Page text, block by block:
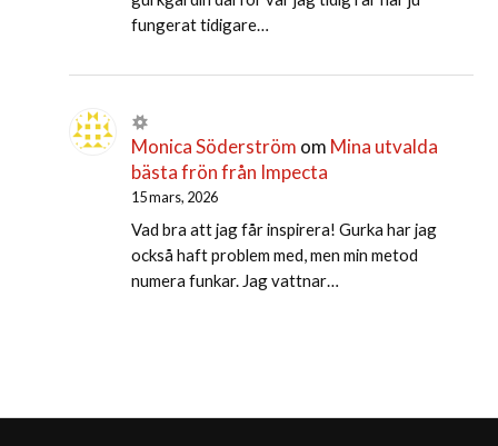
fungerat tidigare…
Monica Söderström om Mina utvalda
bästa frön från Impecta
15 mars, 2026
Vad bra att jag får inspirera! Gurka har jag
också haft problem med, men min metod
numera funkar. Jag vattnar…